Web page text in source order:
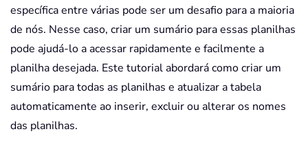
específica entre várias pode ser um desafio para a maioria
de nós. Nesse caso, criar um sumário para essas planilhas
pode ajudá-lo a acessar rapidamente e facilmente a
planilha desejada. Este tutorial abordará como criar um
sumário para todas as planilhas e atualizar a tabela
automaticamente ao inserir, excluir ou alterar os nomes
das planilhas.